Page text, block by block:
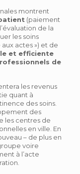
montrent
(paiement
de la
les soins
actes ») et de
et efficiente
de
les revenus
quant à
des soins.
des
les centres de
en ville. En
– de plus en
voire
à l’acte